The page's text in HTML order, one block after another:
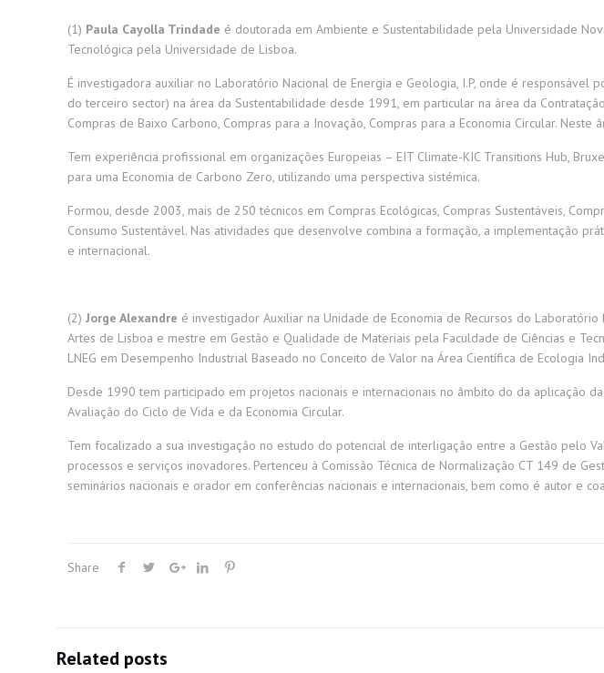
(1) Paula Cayolla Trindade é doutorada em Ambiente e Sustentabilidade pela Universidade
Tecnológica pela Universidade de Lisboa.
É investigadora auxiliar no Laboratório Nacional de Energia e Geologia, I.P, onde é
do terceiro sector) na área da Sustentabilidade desde 1991, em particular na área da
Compras de Baixo Carbono, Compras para a Inovação, Compras para a Economia Circular.
Tem experiência profissional em organizações Europeias – EIT Climate-KIC Transitions Hub,
para uma Economia de Carbono Zero, utilizando uma perspectiva sistémica.
Formou, desde 2003, mais de 250 técnicos em Compras Ecológicas, Compras Sustentáveis,
Consumo Sustentável. Nas atividades que desenvolve combina a formação, a implementação
e internacional.
(2) Jorge Alexandre é investigador Auxiliar na Unidade de Economia de Recursos do
Artes de Lisboa e mestre em Gestão e Qualidade de Materiais pela Faculdade de Ciências e
LNEG em Desempenho Industrial Baseado no Conceito de Valor na Área Científica de Ecologia
Desde 1990 tem participado em projetos nacionais e internacionais no âmbito do da aplicação
Avaliação do Ciclo de Vida e da Economia Circular.
Tem focalizado a sua investigação no estudo do potencial de interligação entre a Gestão pelo
processos e serviços inovadores. Pertenceu à Comissão Técnica de Normalização CT 149 de
seminários nacionais e orador em conferências nacionais e internacionais, bem como é autor e
Share
Related posts